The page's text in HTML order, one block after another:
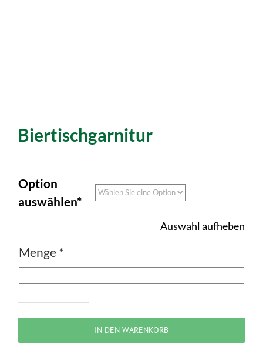
Biertischgarnitur
Option
auswählen*
Auswahl aufheben
Menge *
IN DEN WARENKORB